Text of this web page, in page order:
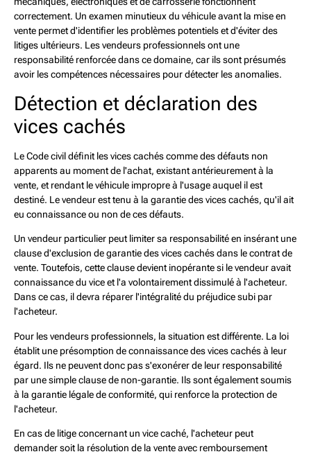
correctement. Un examen minutieux du véhicule avant la mise en
vente permet d'identifier les problèmes potentiels et d'éviter des
litiges ultérieurs. Les vendeurs professionnels ont une
responsabilité renforcée dans ce domaine, car ils sont présumés
avoir les compétences nécessaires pour détecter les anomalies.
Détection et déclaration des
vices cachés
Le Code civil définit les vices cachés comme des défauts non
apparents au moment de l'achat, existant antérieurement à la
vente, et rendant le véhicule impropre à l'usage auquel il est
destiné. Le vendeur est tenu à la garantie des vices cachés, qu'il ait
eu connaissance ou non de ces défauts.
Un vendeur particulier peut limiter sa responsabilité en insérant une
clause d'exclusion de garantie des vices cachés dans le contrat de
vente. Toutefois, cette clause devient inopérante si le vendeur avait
connaissance du vice et l'a volontairement dissimulé à l'acheteur.
Dans ce cas, il devra réparer l'intégralité du préjudice subi par
l'acheteur.
Pour les vendeurs professionnels, la situation est différente. La loi
établit une présomption de connaissance des vices cachés à leur
égard. Ils ne peuvent donc pas s'exonérer de leur responsabilité
par une simple clause de non-garantie. Ils sont également soumis
à la garantie légale de conformité, qui renforce la protection de
l'acheteur.
En cas de litige concernant un vice caché, l'acheteur peut
demander soit la résolution de la vente avec remboursement